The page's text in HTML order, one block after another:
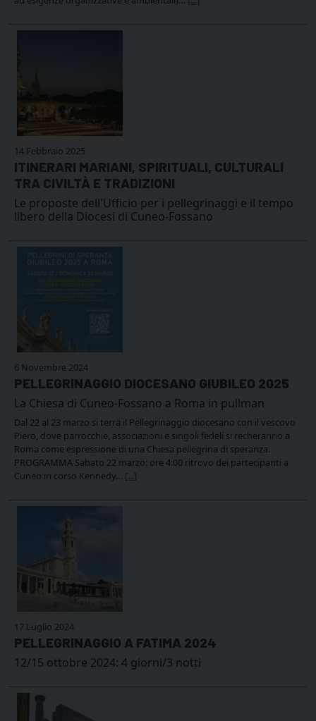
14 Febbraio 2025
ITINERARI MARIANI, SPIRITUALI, CULTURALI
TRA CIVILTÀ E TRADIZIONI
Le proposte dell'Ufficio per i pellegrinaggi e il tempo
libero della Diocesi di Cuneo-Fossano
6 Novembre 2024
PELLEGRINAGGIO DIOCESANO GIUBILEO 2025
La Chiesa di Cuneo-Fossano a Roma in pullman
Dal 22 al 23 marzo si terrà il Pellegrinaggio diocesano con il vescovo
Piero, dove parrocchie, associazioni e singoli fedeli si recheranno a
Roma come espressione di una Chiesa pellegrina di speranza.
PROGRAMMA Sabato 22 marzo: ore 4:00 ritrovo dei partecipanti a
Cuneo in corso Kennedy… [...]
17 Luglio 2024
PELLEGRINAGGIO A FATIMA 2024
12/15 ottobre 2024: 4 giorni/3 notti